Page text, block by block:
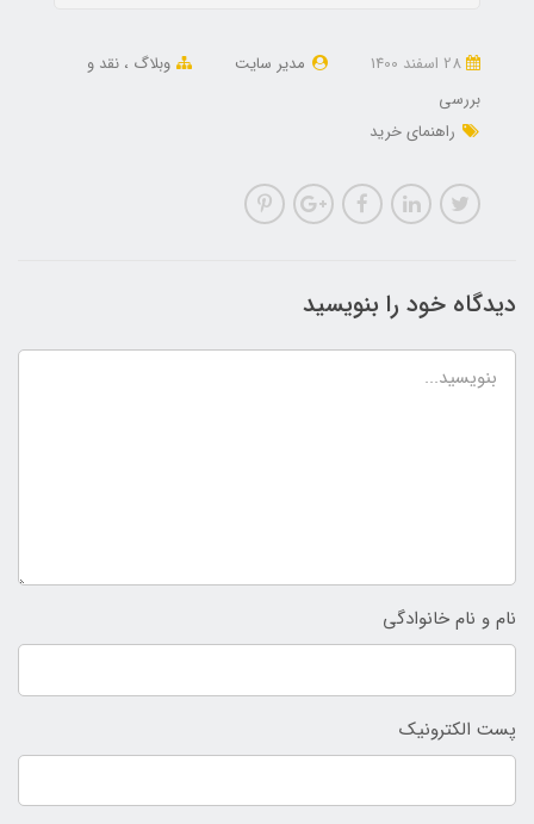
مدیر سایت وبلاگ
نقد و
بررسی
راهنمای خرید
دیدگاه خود را بنویسید
نام و نام خانوادگی
پست الکترونیک